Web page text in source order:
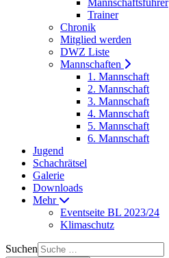
Mannschaftsführer
Trainer
Chronik
Mitglied werden
DWZ Liste
Mannschaften
1. Mannschaft
2. Mannschaft
3. Mannschaft
4. Mannschaft
5. Mannschaft
6. Mannschaft
Jugend
Schachrätsel
Galerie
Downloads
Mehr
Eventseite BL 2023/24
Klimaschutz
Suchen